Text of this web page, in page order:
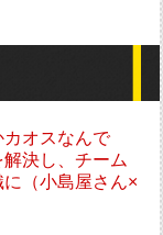
カオスなんで
決し、チーム
（小島屋さん×